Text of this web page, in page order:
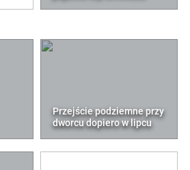
Przejście podziemne przy
dworcu dopiero w lipcu